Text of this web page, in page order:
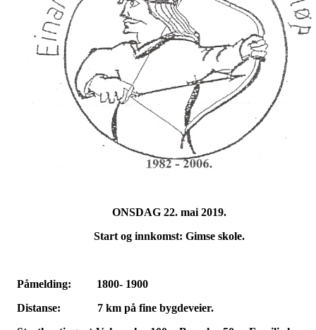
ONSDAG 22. mai 2019.
Start og innkomst: Gimse skole.
Påmelding: 1800- 1900
Distanse: 7 km på fine bygdeveier.